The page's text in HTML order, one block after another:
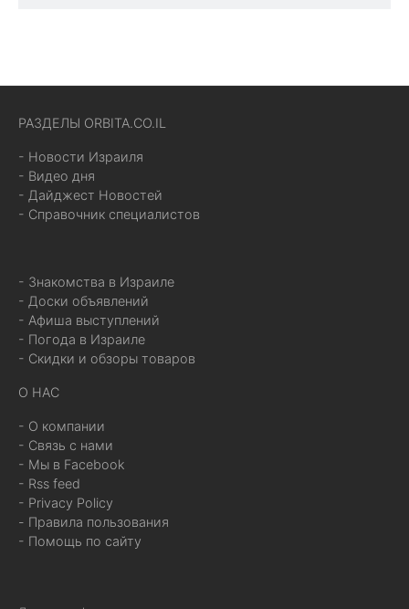
РАЗДЕЛЫ ORBITA.CO.IL
- Новости Израиля
- Видео дня
- Дайджест Новостей
- Справочник специалистов
- Знакомства в Израиле
- Доски объявлений
- Афиша выступлений
- Погода в Израиле
- Скидки и обзоры товаров
О НАС
- О компании
- Связь с нами
- Мы в Facebook
- Rss feed
- Privacy Policy
- Правила пользования
- Помощь по сайту